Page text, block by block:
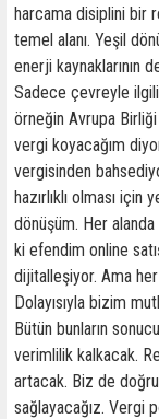
harcama disiplini bir
temel alanı. Yeşil
enerji kaynaklarının
Sadece çevreyle ilgili
örneğin Avrupa
vergi koyacağım
vergisinden
hazırlıklı olması için
dönüşüm. Her
ki efendim online
dijitalleşiyor. Ama
Dolayısıyla bizim
Bütün bunların
verimlilik kalkacak.
artacak. Biz de
sağlayacağız. Vergi